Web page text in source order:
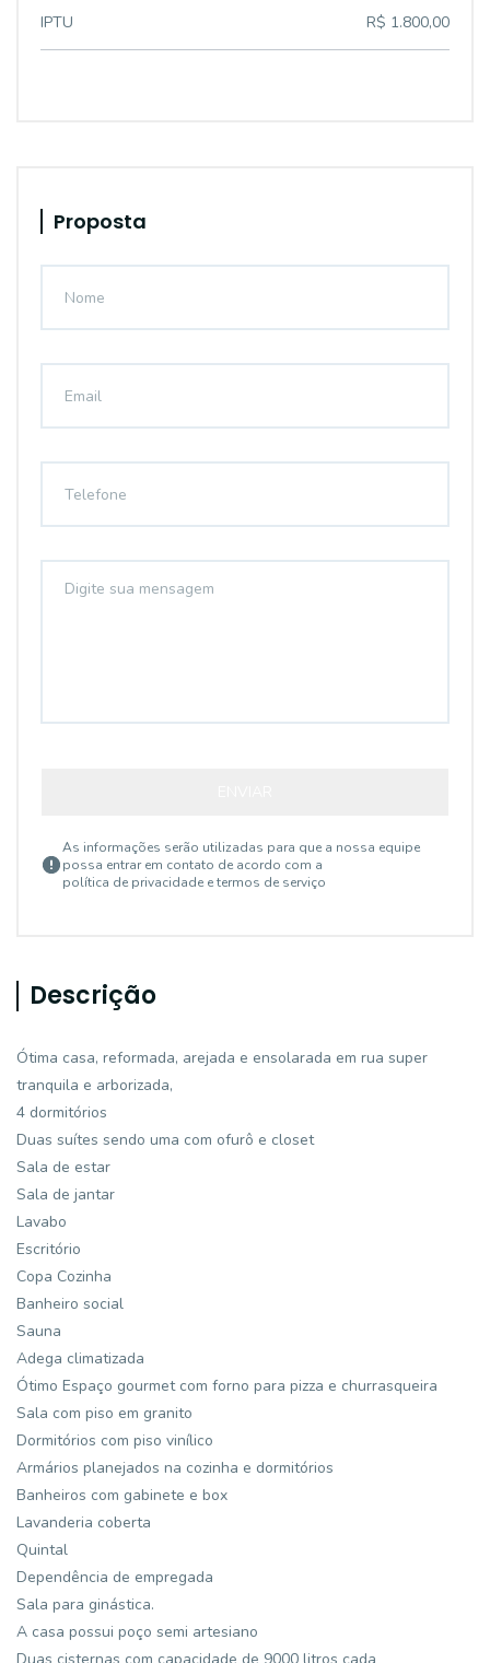
IPTU R$ 1.800,00
Proposta
As informações serão utilizadas para que a nossa equipe
possa entrar em contato de acordo com a
política de privacidade e termos de serviço
Descrição
Ótima casa, reformada, arejada e ensolarada em rua super
tranquila e arborizada,
4 dormitórios
Duas suítes sendo uma com ofurô e closet
Sala de estar
Sala de jantar
Lavabo
Escritório
Copa Cozinha
Banheiro social
Sauna
Adega climatizada
Ótimo Espaço gourmet com forno para pizza e churrasqueira
Sala com piso em granito
Dormitórios com piso vinílico
Armários planejados na cozinha e dormitórios
Banheiros com gabinete e box
Lavanderia coberta
Quintal
Dependência de empregada
Sala para ginástica.
A casa possui poço semi artesiano